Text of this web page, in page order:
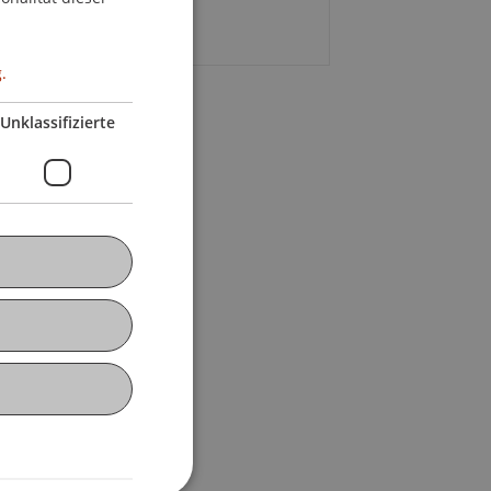
Mail
Unklassifizierte